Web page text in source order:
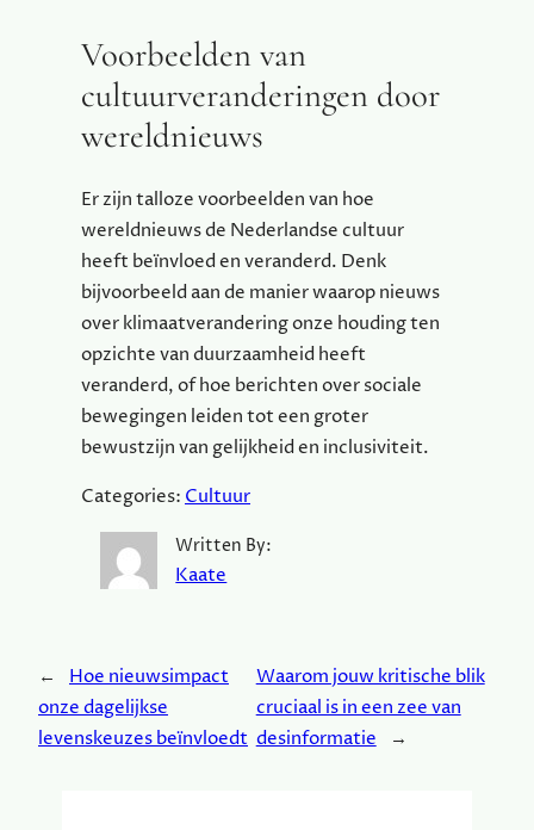
Voorbeelden van
cultuurveranderingen door
wereldnieuws
Er zijn talloze voorbeelden van hoe
wereldnieuws de Nederlandse cultuur
heeft beïnvloed en veranderd. Denk
bijvoorbeeld aan de manier waarop nieuws
over klimaatverandering onze houding ten
opzichte van duurzaamheid heeft
veranderd, of hoe berichten over sociale
bewegingen leiden tot een groter
bewustzijn van gelijkheid en inclusiviteit.
Categories: Cultuur
Written By:
Kaate
←
Hoe nieuwsimpact
onze dagelijkse
levenskeuzes beïnvloedt
Waarom jouw kritische blik
cruciaal is in een zee van
desinformatie
→